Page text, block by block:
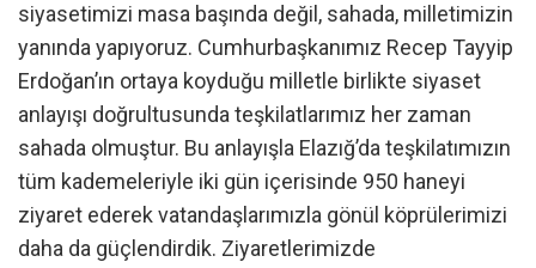
siyasetimizi masa başında değil, sahada, milletimizin
yanında yapıyoruz. Cumhurbaşkanımız Recep Tayyip
Erdoğan’ın ortaya koyduğu milletle birlikte siyaset
anlayışı doğrultusunda teşkilatlarımız her zaman
sahada olmuştur. Bu anlayışla Elazığ’da teşkilatımızın
tüm kademeleriyle iki gün içerisinde 950 haneyi
ziyaret ederek vatandaşlarımızla gönül köprülerimizi
daha da güçlendirdik. Ziyaretlerimizde